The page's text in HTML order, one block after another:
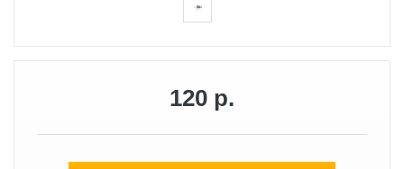
120 р.